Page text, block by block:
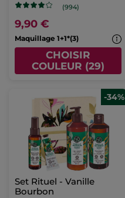
(994)
9,90 €
Maquillage 1+1*(3)
CHOISIR
COULEUR (29)
-34%
Set Rituel - Vanille
Bourbon